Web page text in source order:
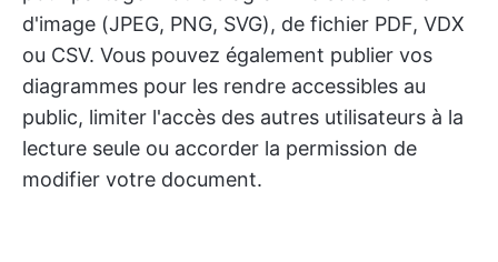
d'image (JPEG, PNG, SVG), de fichier PDF, VDX
ou CSV. Vous pouvez également publier vos
diagrammes pour les rendre accessibles au
public, limiter l'accès des autres utilisateurs à la
lecture seule ou accorder la permission de
modifier votre document.